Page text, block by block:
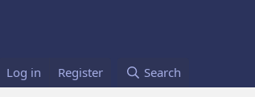
Log in Register Search